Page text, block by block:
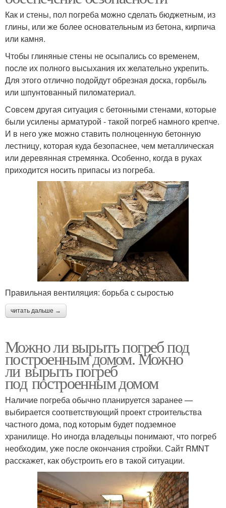
Как и стены, пол погреба можно сделать бюджетным, из
глины, или же более основательным из бетона, кирпича
или камня.
Чтобы глиняные стены не осыпались со временем,
после их полного высыхания их желательно укрепить.
Для этого отлично подойдут обрезная доска, горбыль
или шпунтованный пиломатериал.
Совсем другая ситуация с бетонными стенами, которые
были усилены арматурой - такой погреб намного крепче.
И в него уже можно ставить полноценную бетонную
лестницу, которая куда безопаснее, чем металлическая
или деревянная стремянка. Особенно, когда в руках
приходится носить припасы из погреба.
Правильная вентиляция: борьба с сыростью
читать дальше →
Можно ли вырыть погреб под
построенным домом. Можно
ли вырыть погреб
под построенным домом
Наличие погреба обычно планируется заранее —
выбирается соответствующий проект строительства
частного дома, под которым будет подземное
хранилище. Но иногда владельцы понимают, что погреб
необходим, уже после окончания стройки. Сайт RMNT
расскажет, как обустроить его в такой ситуации.